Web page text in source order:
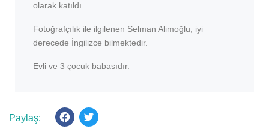
olarak katıldı.
Fotoğrafçılık ile ilgilenen Selman Alimoğlu, iyi
derecede İngilizce bilmektedir.
Evli ve 3 çocuk babasıdır.
Facebook